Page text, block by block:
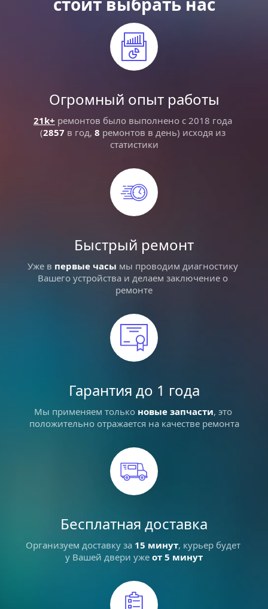
Огромный опыт работы
21k+ ремонтов было выполнено с 2018 года
(2857 в год, 8 ремонтов в день) исходя из
статистики
Быстрый ремонт
Уже в первые часы мы проводим диагностику
Вашего устройства и делаем заключение о
ремонте
Гарантия до 1 года
Мы применяем только новые запчасти, это
положительно отражается на качестве ремонта
Бесплатная доставка
Организуем доставку за 15 минут, курьер будет
у Вашей двери уже от 5 минут